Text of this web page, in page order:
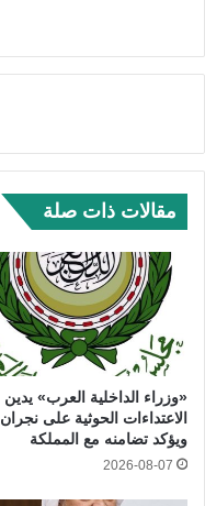
مقالات ذات صلة
«وزراء الداخلية العرب» يدين
الاعتداءات الحوثية على نجران
ويؤكد تضامنه مع المملكة
2026-08-07